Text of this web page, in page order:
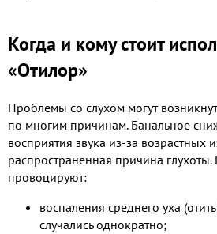
Когда и кому стоит
«Отилор»
Проблемы со слухом могут
по многим причинам. Банальное
восприятия звука из-за возрастных
распространенная причина
провоцируют:
воспаления среднего уха
случались однократно;